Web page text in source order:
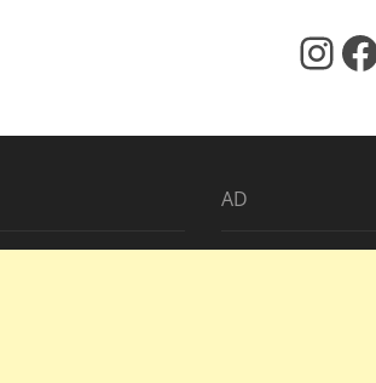
https://www.facebook.com/jstages/ Facebook
AD